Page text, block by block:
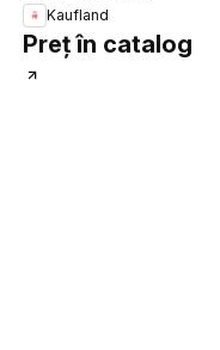
Kaufland
Preț în catalog